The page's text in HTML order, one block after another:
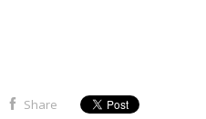
Share